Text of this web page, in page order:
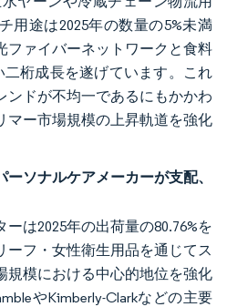
用途は2025年の数量の5%未満
ファイバーネットワークと食料
桁成長を遂げています。これ
ンドが不均一であるにもかかわ
マー市場規模の上昇軌道を強化
ソナルケアメーカーが支配、
は2025年の出荷量の80.76%を
ーフ・女性衛生用品を通じてス
規模における中心的地位を強化
やKimberly-Clarkなどの主要